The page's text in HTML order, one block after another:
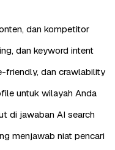
dan kompetitor
dan keyword intent
friendly, dan crawlability
untuk wilayah Anda
di jawaban AI search
menjawab niat pencari